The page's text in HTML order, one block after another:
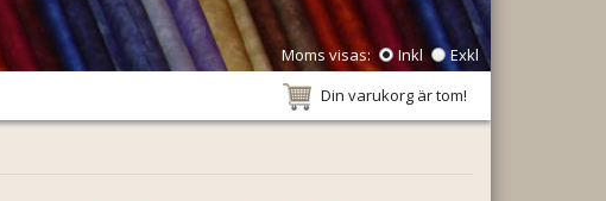
Moms visas: Inkl
Exkl
Din varukorg är tom!